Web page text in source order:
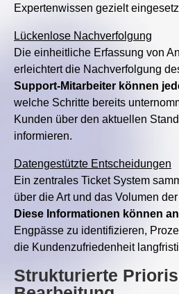
Expertenwissen gezielt
Lückenlose Nachverfolgung
Die einheitliche Erfassung von
erleichtert die Nachverfolgung
Support-Mitarbeiter können
welche Schritte bereits
Kunden über den aktuellen
informieren.
Datengestützte Entscheidungen
Ein zentrales Ticket System
über die Art und das Volumen
Diese Informationen können
Engpässe zu identifizieren,
die Kundenzufriedenheit
Strukturierte